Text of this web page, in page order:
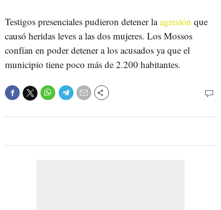
Testigos presenciales pudieron detener laagresión que
causó heridas leves a las dos mujeres. Los Mossos
confían en poder detener a los acusados ya que el
municipio tiene poco más de 2.200 habitantes.